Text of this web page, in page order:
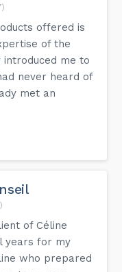
offered is
of the
me to
never heard of
met an
of Céline
years for my
who prepared